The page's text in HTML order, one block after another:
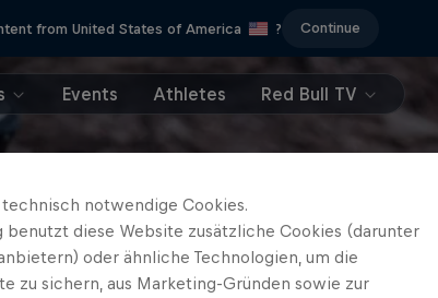
from United States of America ? Continue
Events Athletes Red Bull TV
notwendige Cookies.
benutzt diese Website zusätzliche Cookies (darunter
oder ähnliche Technologien, um die
zu sichern, aus Marketing-Gründen sowie zur